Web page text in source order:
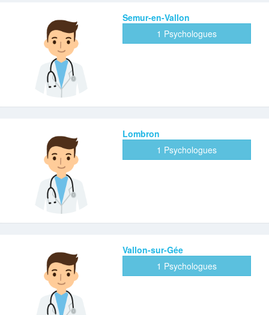
Semur-en-Vallon
1 Psychologues
Lombron
1 Psychologues
Vallon-sur-Gée
1 Psychologues